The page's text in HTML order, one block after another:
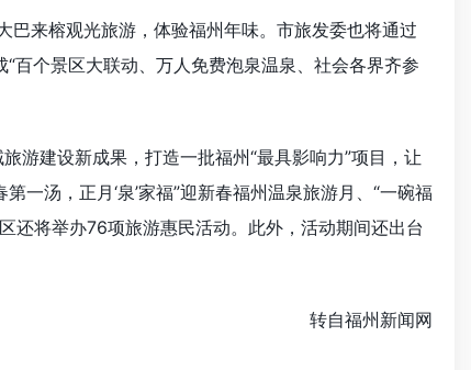
来榕观光旅游，体验福州年味。市旅发委也将通过
百个景区大联动、万人免费泡泉温泉、社会各界齐参
建设新成果，打造一批福州“最具影响力”项目，让
一汤，正月‘泉’家福”迎新春福州温泉旅游月、“一碗福
还将举办76项旅游惠民活动。此外，活动期间还出台
转自福州新闻网